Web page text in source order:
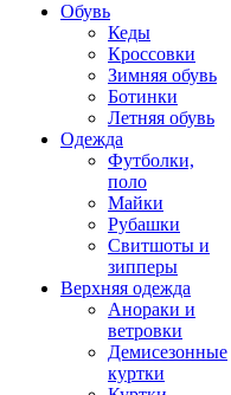
Обувь
Кеды
Кроссовки
Зимняя обувь
Ботинки
Летняя обувь
Одежда
Футболки,
поло
Майки
Рубашки
Свитшоты и
зипперы
Верхняя одежда
Анораки и
ветровки
Демисезонные
куртки